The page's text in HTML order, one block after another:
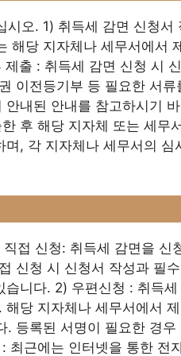
오. 1) 취득세 감면 신청서
해당 지자체나 세무서에서
출 : 취득세 감면 신청 시
이전등기부 등 필요한 서
내된 안내를 참고하시기
후 해당 지자체 또는 세무
, 각 지자체나 세무서의 심
접 신청: 취득세 감면을 신
신청 시 신청서 작성과 필
니다. 2) 우편신청 : 취득
당 지자체나 세무서에서
등록된 서명이 필요한 경
근에는 인터넷을 통한 전